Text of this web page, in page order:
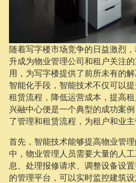
随着写字楼市场竞争的日益激烈
升成为物业管理公司和租户关注
用，为写字楼提供了前所未有的
智能化手段，智能技术不仅可以
租赁流程，降低运营成本，提高
兴融中心便是一个典型的成功案
了管理和租赁流程，为租户和业主
首先，智能技术能够提高物业管
中，物业管理人员需要大量的人
息、处理报修请求、调整设备设
的管理平台，可以实时监控建筑